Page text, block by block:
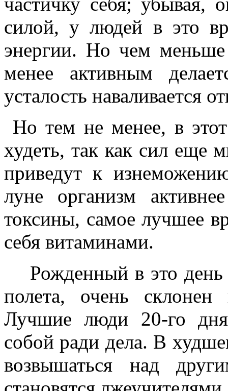
силой, у людей в это
энергии. Но чем
менее активным
усталость наваливается
Но тем не менее, в
худеть, так как сил еще
приведут к
луне организм
токсины, самое лучшее
себя витаминами.
Рожденный в это день
полета, очень
Лучшие люди 20-го
собой ради дела. В
возвышаться над